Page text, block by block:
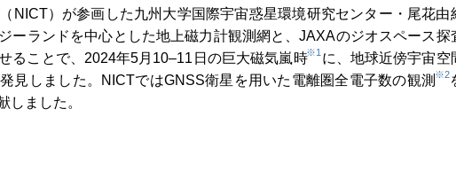
NICT）が参画した九州大学国際宇宙惑星環境研究センター・尾花由
ーランドを中心とした地上磁力計観測網と、JAXAのジオスペース探
ることで、2024年5月10–11日の巨大磁気嵐時※1 に、地球近傍宇宙空
見しました。NICTではGNSS衛星を用いた電離圏全電子数の観測※2
しました。